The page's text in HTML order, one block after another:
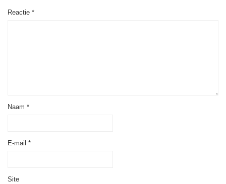
Reactie *
Naam *
E-mail *
Site